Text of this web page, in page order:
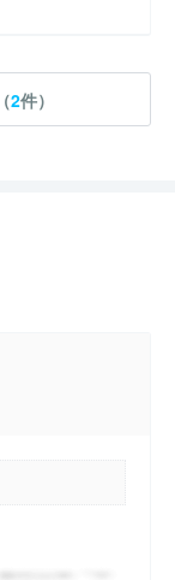
2件）